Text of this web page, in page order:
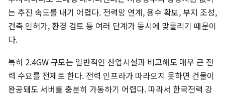
는 추진 속도를 내기 어렵다. 전력망 연계, 용수 확보, 부지 조성,
건축 인허가, 환경 검토 등 여러 단계가 동시에 맞물리기 때문이
다.
특히 2.4GW 규모는 일반적인 산업시설과 비교해도 매우 큰 전
력 수요를 전제로 한다. 전력 인프라가 따라오지 못하면 건물이
완공돼도 서버를 충분히 가동하기 어렵다. 따라서 한국전력 강